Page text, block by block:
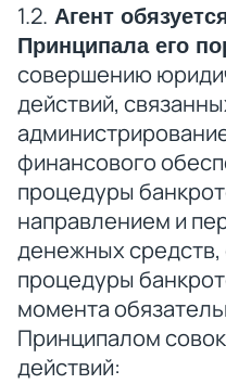
1.2. Агент
Принципала его
совершению
действий,
финансового
процедуры
направлением и
денежных
процедуры
момента
Принципалом
действий: